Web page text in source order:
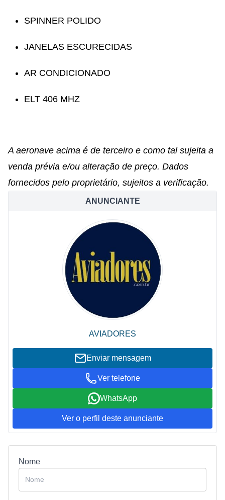
SPINNER POLIDO
JANELAS ESCURECIDAS
AR CONDICIONADO
ELT 406 MHZ
A aeronave acima é de terceiro e como tal sujeita a
venda prévia e/ou alteração de preço. Dados
fornecidos pelo proprietário, sujeitos a verificação.
ANUNCIANTE
AVIADORES
Enviar mensagem
Ver telefone
WhatsApp
Ver o perfil deste anunciante
Nome